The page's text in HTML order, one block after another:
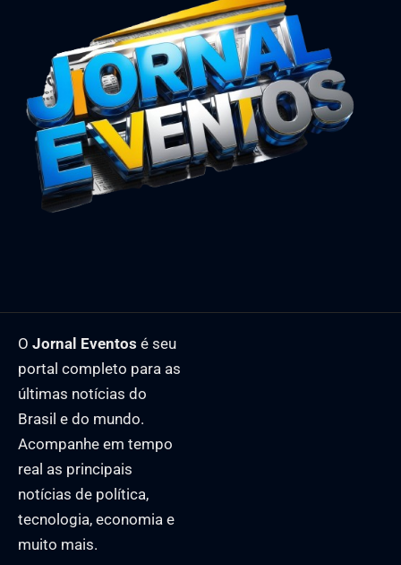
O Jornal Eventos é seu
portal completo para as
últimas notícias do
Brasil e do mundo.
Acompanhe em tempo
real as principais
notícias de política,
tecnologia, economia e
muito mais.